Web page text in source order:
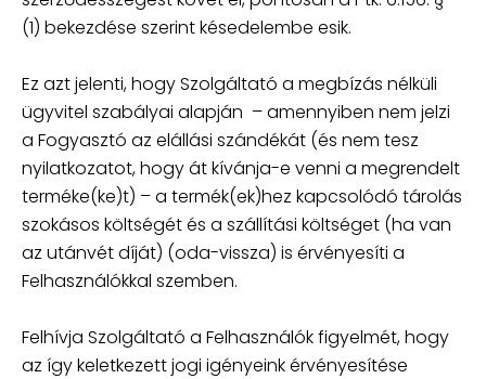
(1) bekezdése szerint késedelembe esik.
Ez azt jelenti, hogy Szolgáltató a megbízás nélküli
ügyvitel szabályai alapján – amennyiben nem jelzi
a Fogyasztó az elállási szándékát (és nem tesz
nyilatkozatot, hogy át kívánja-e venni a megrendelt
terméke(ke)t) – a termék(ek)hez kapcsolódó tárolás
szokásos költségét és a szállítási költséget (ha van
az utánvét díját) (oda-vissza) is érvényesíti a
Felhasználókkal szemben.
Felhívja Szolgáltató a Felhasználók figyelmét, hogy
az így keletkezett jogi igényeink érvényesítése